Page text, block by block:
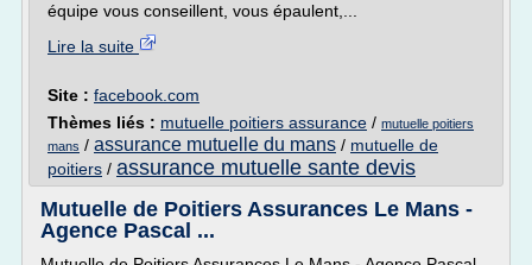
équipe vous conseillent, vous épaulent,...
Lire la suite
Site : facebook.com
Thèmes liés : mutuelle poitiers assurance / mutuelle poitiers
mans / assurance mutuelle du mans / mutuelle de
poitiers / assurance mutuelle sante devis
Mutuelle de Poitiers Assurances Le Mans -
Agence Pascal ...